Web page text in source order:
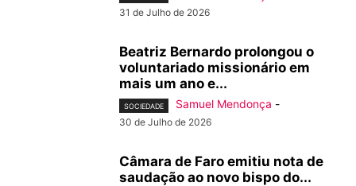
31 de Julho de 2026
Beatriz Bernardo prolongou o
voluntariado missionário em
mais um ano e...
SOCIEDADE Samuel Mendonça -
30 de Julho de 2026
Câmara de Faro emitiu nota de
saudação ao novo bispo do...